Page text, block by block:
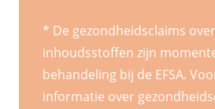
* De gezondheidsclaims
inhoudsstoffen zijn
behandeling bij de EFSA.
informatie over